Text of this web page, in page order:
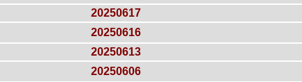
20250617
20250616
20250613
20250606